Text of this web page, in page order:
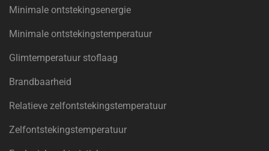
Minimale ontstekingsenergie
Minimale ontstekingstemperatuur
Glimtemperatuur stoflaag
Brandbaarheid
Relatieve zelfontstekingstemperatuur
Zelfontstekingstemperatuur